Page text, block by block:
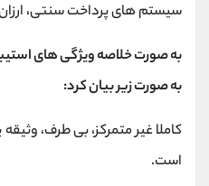
سیستم های پرداخت سنتی،
به صورت خلاصه ویژگی های
به صورت زیر بیان کرد:
کاملا غیر متمرکز، بی طرف،
است.